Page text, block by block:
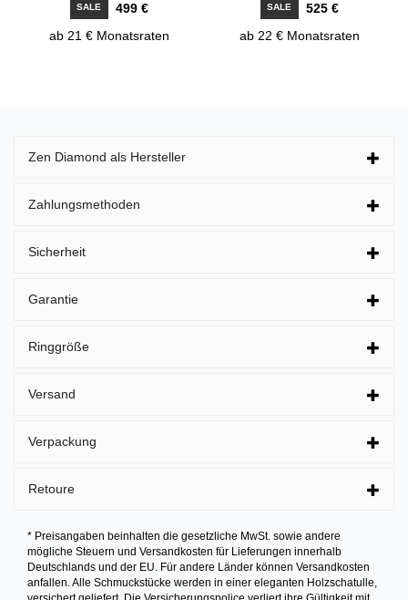
SALE
499 €
ab 21 € Monatsraten
SALE
525 €
ab 22 € Monatsraten
Zen Diamond als Hersteller
Zahlungsmethoden
Sicherheit
Garantie
Ringgröße
Versand
Verpackung
Retoure
* Preisangaben beinhalten die gesetzliche MwSt. sowie andere
mögliche Steuern und Versandkosten für Lieferungen innerhalb
Deutschlands und der EU. Für andere Länder können Versandkosten
anfallen. Alle Schmuckstücke werden in einer eleganten Holzschatulle,